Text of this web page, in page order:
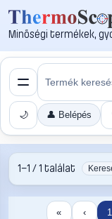
Minőségi termékek,
🌙 👤 Belépés
1–1 / 1 találat
« ‹ 1